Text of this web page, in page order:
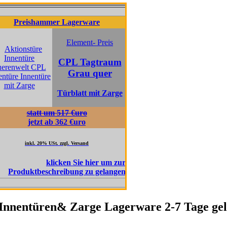
Lagerware
Element- Preis
CPL Tagtraum
Grau quer
Türblatt mit Zarge
statt um 517 €uro
jetzt ab 362 €uro
20% USt. zzgl. Versand
Zarge Lagerware 2-7 Tage